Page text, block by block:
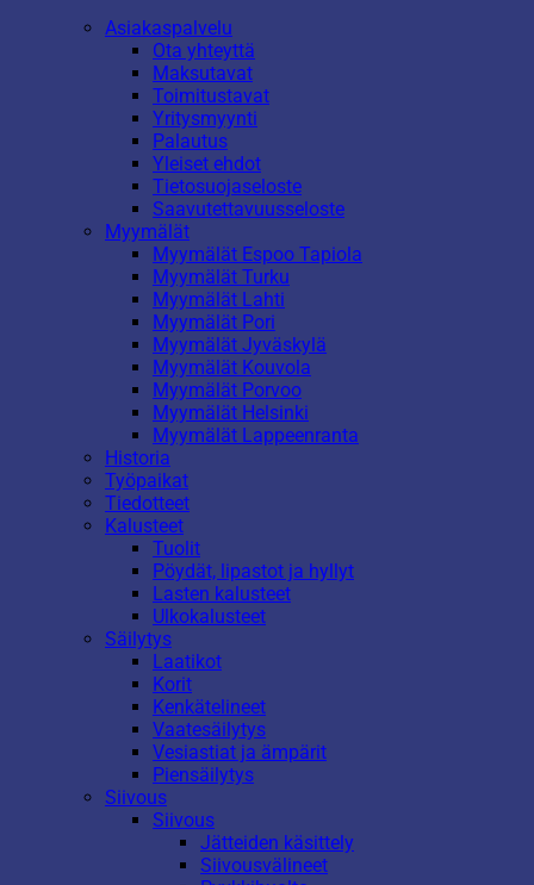
Asiakaspalvelu
Ota yhteyttä
Maksutavat
Toimitustavat
Yritysmyynti
Palautus
Yleiset ehdot
Tietosuojaseloste
Saavutettavuusseloste
Myymälät
Myymälät Espoo Tapiola
Myymälät Turku
Myymälät Lahti
Myymälät Pori
Myymälät Jyväskylä
Myymälät Kouvola
Myymälät Porvoo
Myymälät Helsinki
Myymälät Lappeenranta
Historia
Työpaikat
Tiedotteet
Kalusteet
Tuolit
Pöydät, lipastot ja hyllyt
Lasten kalusteet
Ulkokalusteet
Säilytys
Laatikot
Korit
Kenkätelineet
Vaatesäilytys
Vesiastiat ja ämpärit
Piensäilytys
Siivous
Siivous
Jätteiden käsittely
Siivousvälineet